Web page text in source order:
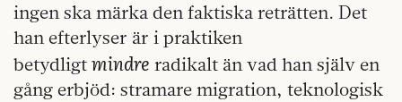
ingen ska märka den faktiska reträtten. Det
han efterlyser är i praktiken
betydligt mindre radikalt än vad han själv en
gång erbjöd: stramare migration, teknologisk